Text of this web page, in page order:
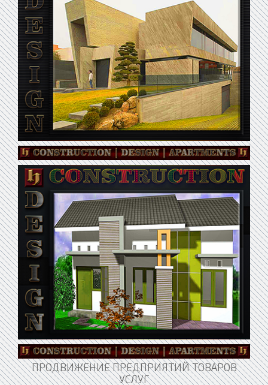
ПРОДВИЖЕНИЕ ПРЕДПРИЯТИЙ ТОВАРОВ
УСЛУГ